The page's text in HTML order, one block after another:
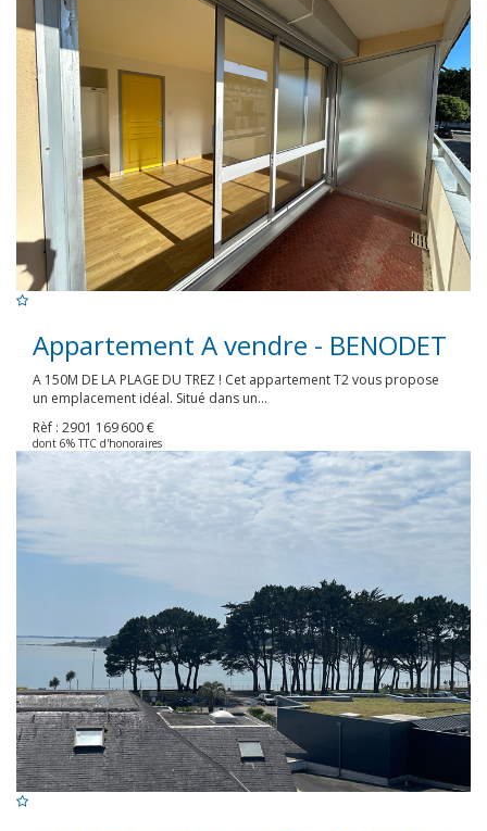
Appartement A vendre - BENODET
A 150M DE LA PLAGE DU TREZ ! Cet appartement T2 vous propose
un emplacement idéal. Situé dans un...
Rèf : 2901 169 600 €
dont 6% TTC d'honoraires